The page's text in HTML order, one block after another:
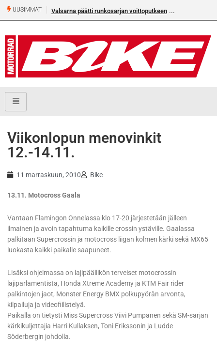
UUSIMMAT Valsarna päätti runkosarjan voittoputkeen
Viikonlopun menovinkit
12.-14.11.
11 marraskuun, 2010 Bike
13.11. Motocross Gaala
Vantaan Flamingon Onnelassa klo 17-20 järjestetään jälleen
ilmainen ja avoin tapahtuma kaikille crossin ystäville. Gaalassa
palkitaan Supercrossin ja motocross liigan kolmen kärki sekä MX65
luokasta kaikki paikalle saapuneet.
Lisäksi ohjelmassa on lajipäällikön terveiset motocrossin
lajiparlamentista, Honda Xtreme Academy ja KTM Fair rider
palkintojen jaot, Monster Energy BMX polkupyörän arvonta,
kilpailuja ja videofiilistelyä.
Paikalla on tietysti Miss Supercross Viivi Pumpanen sekä SM-sarjan
kärkikuljettajia Harri Kullaksen, Toni Erikssonin ja Ludde
Söderbergin johdolla.